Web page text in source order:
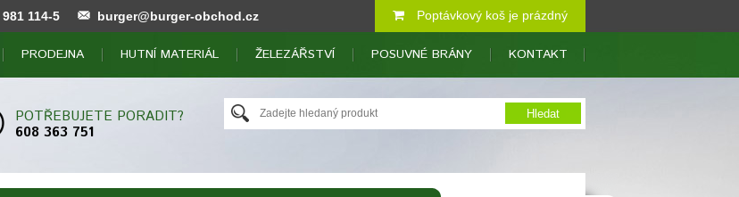
114-5 burger@burger-obchod.cz Poptávkový koš je prázdný
PRODEJNA HUTNÍ MATERIÁL ŽELEZÁŘSTVÍ POSUVNÉ BRÁNY KONTAKT
POTŘEBUJETE PORADIT?
608 363 751